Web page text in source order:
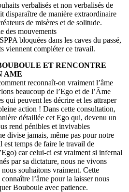
verbalisés et non verbalisés de
disparaître de manière extraordinaire
de misères et de solitude.
des mouvements
bloquées dans les caves du passé,
viennent compléter ce travail.
ET RENCONTRE
AME
reconnaît-on vraiment l’âme
beaucoup de l’Ego et de l’Âme
qui peuvent les décrire et les attraper
action ! Dans cette consultation,
détaillée cet Ego qui, devenu un
rend pénibles et invivables
divise jamais, même pas pour notre
est temps de faire le travail de
car celui-ci est vraiment si infernal
par sa dictature, nous ne vivons
souhaitons vraiment. Cette
l’âme pour la laisser nous
Bouboule avec patience.